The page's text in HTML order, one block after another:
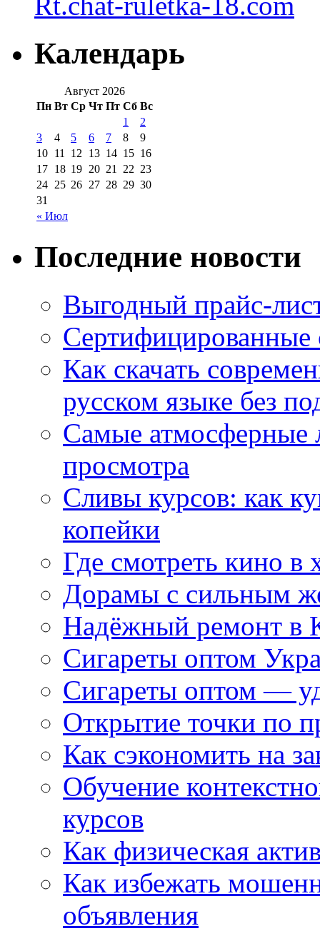
Календарь
Август 2026
Пн Вт Ср Чт Пт Сб Вс
« Июл
1
2
3
4 5 6 7 8
9
10 11 12 13 14 15 16
17 18 19 20 21 22 23
24 25 26 27 28 29 30
31
Последние новости
Выгодный прайс-
Как скачать
русском языке без
Самые атмосферные
просмотра
Сливы курсов: как
копейки
Где смотреть кино в
Дорамы с сильным
Надёжный ремонт в
Сигареты оптом
Сигареты оптом —
Открытие точки по
Как сэкономить на
Обучение
курсов
Как физическая
Как избежать
объявления